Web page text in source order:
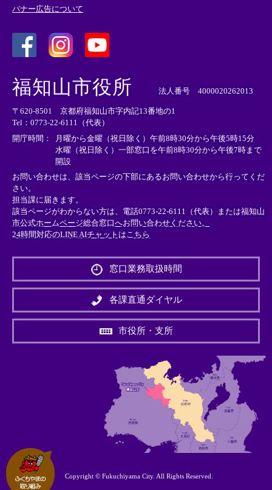
バナー広告について
外
部
リ
ン
ク
＞
外
リ
ン
ク
＞
外
部
ン
ク
＞
福知山市役所 法人番号 4000020262013
〒620-8501 京都府福知山市字内記13番地の1
Tel：0773-22-6111（代表）
開庁時間： 月曜から金曜（祝日除く）午前8時30分から午後5時15分
水曜（祝日除く）一部窓口を午前8時30分から午後7時まで
開設
お問い合わせは、該当ページの下部にあるお問い合わせから行ってくだ
さい。
担当課に届きます。
該当ページがわからない方は、電話0773-22-6111（代表）または福知山
市公式ホームページ総合窓口へお問い合わせください。
24時間対応のLINE AIチャットはこちら
外
リ
ン
＞
窓口業務取扱時間
各課直通ダイヤル
市役所・支所
Copyright © Fukuchiyama City. All Rights Reserved.